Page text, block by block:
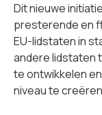
Dit nieuwe
presterende en
EU-lidstaten in
andere
te ontwikkelen
niveau te